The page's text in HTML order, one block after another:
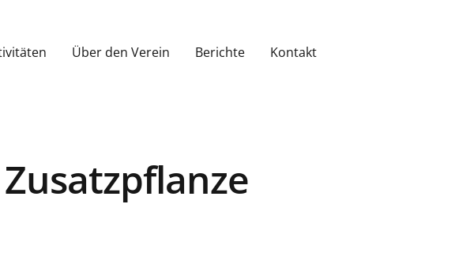
Über den Verein Berichte Kontakt